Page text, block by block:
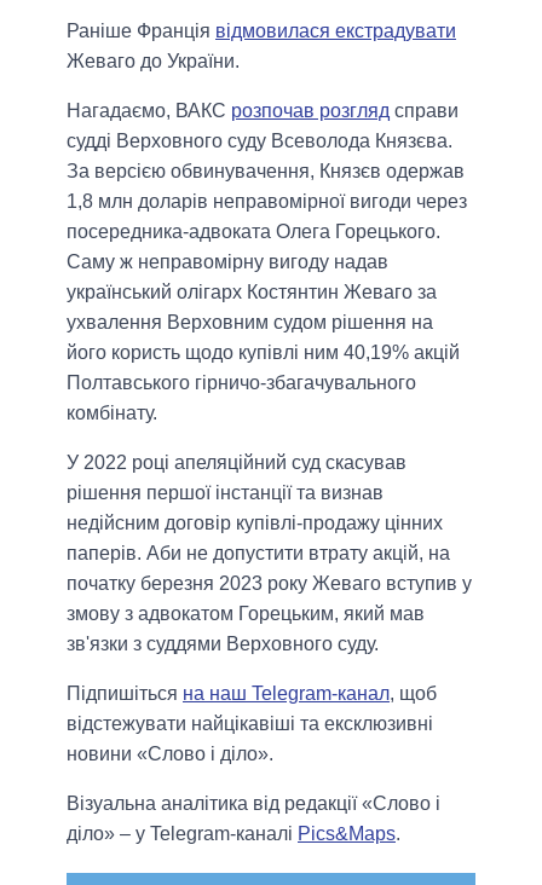
Раніше Франція відмовилася екстрадувати
Жеваго до України.
Нагадаємо, ВАКС розпочав розгляд справи
судді Верховного суду Всеволода Князєва.
За версією обвинувачення, Князєв одержав
1,8 млн доларів неправомірної вигоди через
посередника-адвоката Олега Горецького.
Саму ж неправомірну вигоду надав
український олігарх Костянтин Жеваго за
ухвалення Верховним судом рішення на
його користь щодо купівлі ним 40,19% акцій
Полтавського гірничо-збагачувального
комбінату.
У 2022 році апеляційний суд скасував
рішення першої інстанції та визнав
недійсним договір купівлі-продажу цінних
паперів. Аби не допустити втрату акцій, на
початку березня 2023 року Жеваго вступив у
змову з адвокатом Горецьким, який мав
зв'язки з суддями Верховного суду.
Підпишіться на наш Telegram-канал, щоб
відстежувати найцікавіші та ексклюзивні
новини «Слово і діло».
Візуальна аналітика від редакції «Слово і
діло» – у Telegram-каналі Pics&Maps.